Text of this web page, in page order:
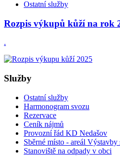
Ostatní služby
Rozpis výkupů kůží na rok
.
Služby
Ostatní služby
Harmonogram svozu
Rezervace
Ceník nájmů
Provozní řád KD Nedašov
Sběrné místo - areál
Stanoviště na odpady v obci